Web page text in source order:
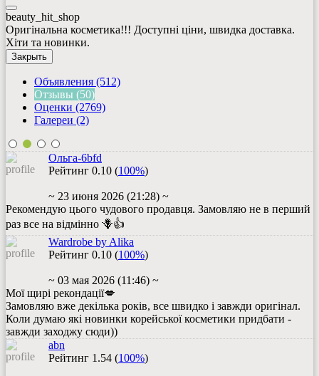
beauty_hit_shop
Оригінальна косметика!!! Доступні ціни, швидка доставка.
Хіти та новинки.
Закрыть
Объявления (512)
Отзывы (50)
Оценки (2769)
Галереи (2)
Ольга-6bfd
Рейтинг 0.10 (100%)
~ 23 июня 2026 (21:28) ~
Рекомендую цього чудового продавця. Замовляю не в перший
раз все на відмінно 🪻👍
Wardrobe by Alika
Рейтинг 0.10 (100%)
~ 03 мая 2026 (11:46) ~
Мої щирі рекондації💋
Замовляю вже декілька років, все швидко і завжди оригінал.
Коли думаю які новинки корейської косметики придбати -
завжди заходжу сюди))
abn
Рейтинг 1.54 (100%)